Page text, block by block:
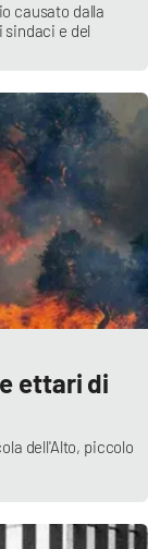
causato dalla
sindaci e del
ettari di
dell'Alto, piccolo